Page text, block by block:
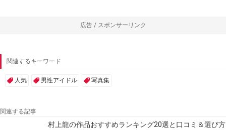
広告 / スポンサーリンク
関連するキーワード
人気 男性アイドル 写真集
関連する記事
村上龍の作品おすすめランキング20選と口コミ＆選び方